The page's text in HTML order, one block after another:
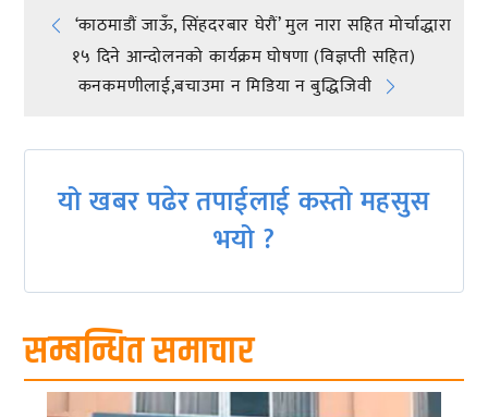
Post
navigation
‘काठमाडौं जाऊँ, सिंहदरबार घेरौं’ मुल नारा सहित मोर्चाद्धारा
१५ दिने आन्दोलनको कार्यक्रम घोषणा (विज्ञप्ती सहित)
कनकमणीलाई,बचाउमा न मिडिया न बुद्धिजिवी
यो खबर पढेर तपाईलाई कस्तो महसुस
भयो ?
सम्बन्धित समाचार